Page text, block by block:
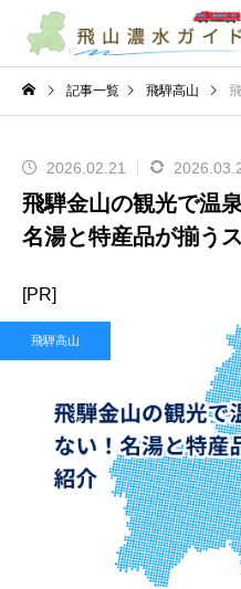
記事一覧 飛騨高山 飛
2026.02.21
飛騨金山の観光で温
名湯と特産品が揃う
[PR]
飛騨高山